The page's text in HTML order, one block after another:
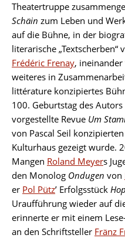
Theatertruppe
Schäin zum Leben und
auf die Bühne, in der
literarische „Textscherben“
Frédéric Frenay,
weiteres in
littérature konzipiertes
100. Geburtstag des
vorgestellte Revue Um
von Pascal Seil
Kulturhaus gezeigt wurde.
Mangen Roland Meyers
den Monolog Ondugen von
er Pol Pütz’ Erfolgsstück
Uraufführung wieder auf
erinnerte er mit einem
an den Schriftsteller Fränz